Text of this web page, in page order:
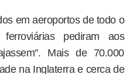
em aeroportos de todo o
pediram aos
Mais de 70.000
na Inglaterra e cerca de